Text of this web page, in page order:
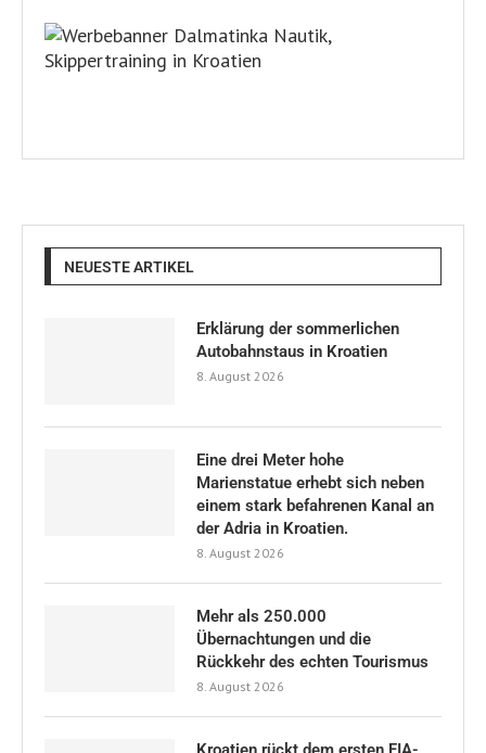
NEUESTE ARTIKEL
Erklärung der sommerlichen
Autobahnstaus in Kroatien
8. August 2026
Eine drei Meter hohe
Marienstatue erhebt sich neben
einem stark befahrenen Kanal an
der Adria in Kroatien.
8. August 2026
Mehr als 250.000
Übernachtungen und die
Rückkehr des echten Tourismus
8. August 2026